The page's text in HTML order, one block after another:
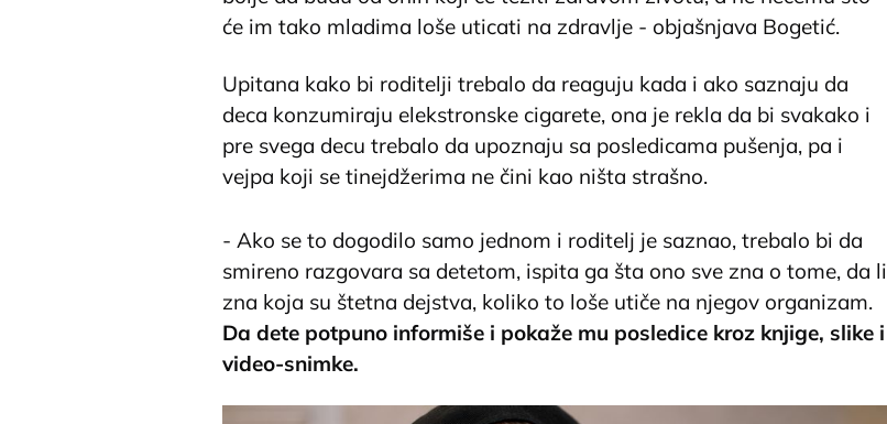
će im tako mladima loše uticati na zdravlje - objašnjava Bogetić.
Upitana kako bi roditelji trebalo da reaguju kada i ako saznaju da
deca konzumiraju elekstronske cigarete, ona je rekla da bi svakako i
pre svega decu trebalo da upoznaju sa posledicama pušenja, pa i
vejpa koji se tinejdžerima ne čini kao ništa strašno.
- Ako se to dogodilo samo jednom i roditelj je saznao, trebalo bi da
smireno razgovara sa detetom, ispita ga šta ono sve zna o tome, da li
zna koja su štetna dejstva, koliko to loše utiče na njegov organizam.
Da dete potpuno informiše i pokaže mu posledice kroz knjige, slike i
video-snimke.